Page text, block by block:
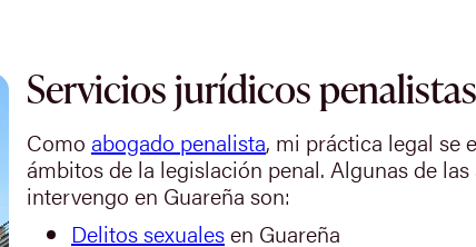
Servicios jurídicos penalistas
Como abogado penalista, mi práctica legal se
ámbitos de la legislación penal. Algunas de las
intervengo en Guareña son:
Delitos sexualesen Guareña